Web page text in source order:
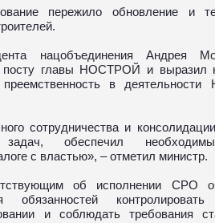
пережило обновление и
нацобъединения Андрея
посту главы НОСТРОЙ и выразил
преемственность в
сотрудничества и
обеспечил
с властью», – отметил министр.
об исполнении СРО
контролировать
и соблюдать требования